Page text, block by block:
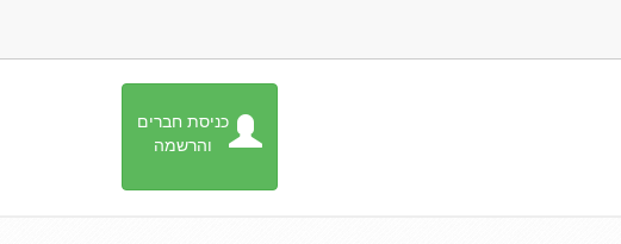
כניסת חברים
והרשמה